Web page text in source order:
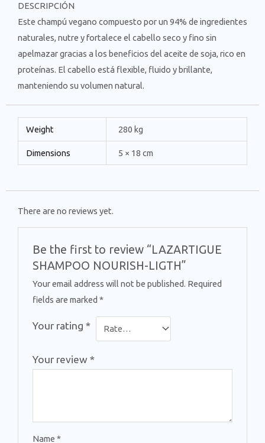
DESCRIPCIÓN
Este champú vegano compuesto por un 94% de ingredientes
naturales, nutre y fortalece el cabello seco y fino sin
apelmazar gracias a los beneficios del aceite de soja, rico en
proteínas. El cabello está flexible, fluido y brillante,
manteniendo su volumen natural.
Weight 280 kg
Dimensions 5 × 18 cm
There are no reviews yet.
Be the first to review “LAZARTIGUE
SHAMPOO NOURISH-LIGTH”
Your email address will not be published. Required
fields are marked*
Your rating*
Your review*
Name*